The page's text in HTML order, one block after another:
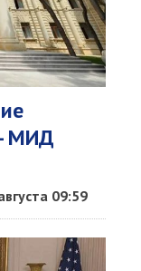
- МИД
09:59